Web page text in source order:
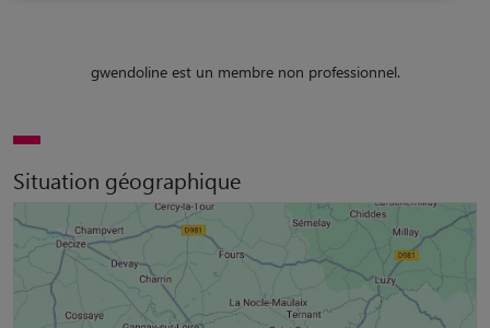
gwendoline est un membre non professionnel.
Situation géographique